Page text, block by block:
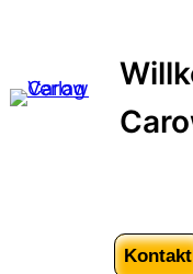
springen
Kontakt